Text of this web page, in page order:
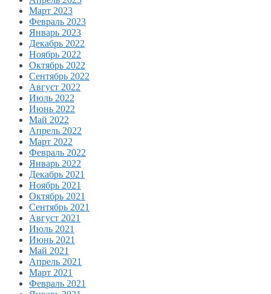
Март 2023
Февраль 2023
Январь 2023
Декабрь 2022
Ноябрь 2022
Октябрь 2022
Сентябрь 2022
Август 2022
Июль 2022
Июнь 2022
Май 2022
Апрель 2022
Март 2022
Февраль 2022
Январь 2022
Декабрь 2021
Ноябрь 2021
Октябрь 2021
Сентябрь 2021
Август 2021
Июль 2021
Июнь 2021
Май 2021
Апрель 2021
Март 2021
Февраль 2021